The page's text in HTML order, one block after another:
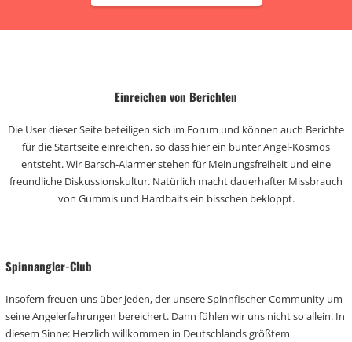
Einreichen von Berichten
Die User dieser Seite beteiligen sich im Forum und können auch Berichte
für die Startseite einreichen, so dass hier ein bunter Angel-Kosmos
entsteht. Wir Barsch-Alarmer stehen für Meinungsfreiheit und eine
freundliche Diskussionskultur. Natürlich macht dauerhafter Missbrauch
von Gummis und Hardbaits ein bisschen bekloppt.
Spinnangler-Club
Insofern freuen uns über jeden, der unsere Spinnfischer-Community um
seine Angelerfahrungen bereichert. Dann fühlen wir uns nicht so allein. In
diesem Sinne: Herzlich willkommen in Deutschlands größtem